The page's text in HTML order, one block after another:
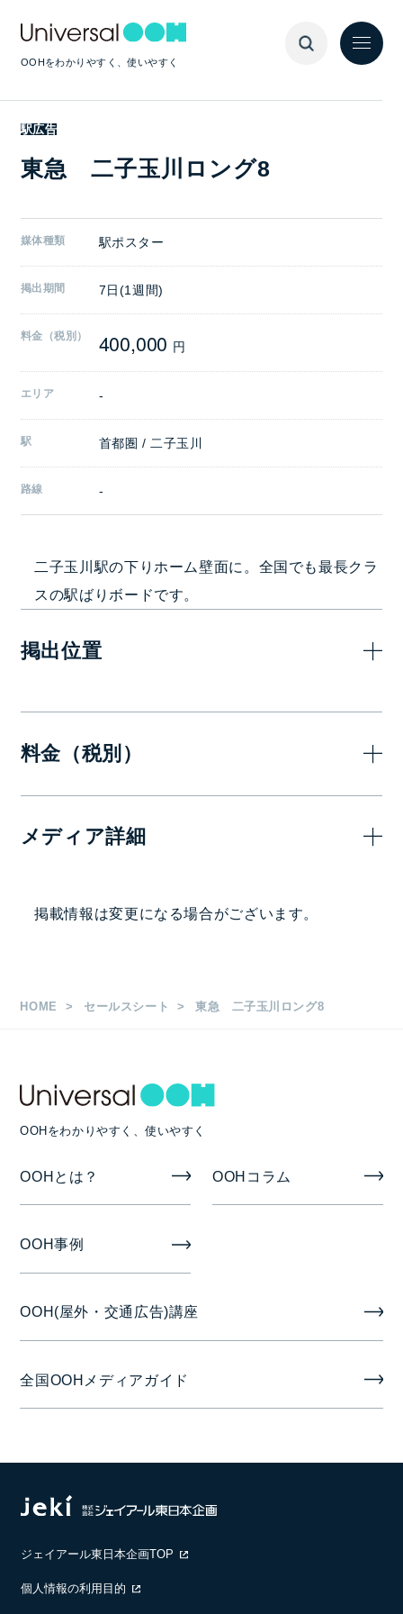
OOHをわかりやすく、使いやすく
駅広告
東急 二子玉川ロング8
媒体種類 駅ポスター
掲出期間 7日(1週間)
料金（税別） 400,000 円
エリア -
駅 首都圏 / 二子玉川
路線 -
二子玉川駅の下りホーム壁面に。全国でも最長クラ
スの駅ばりボードです。
掲出位置
料金（税別）
7日(1週間)
—
メディア詳細
掲出開始日
日･祝日を除く随時
掲載情報は変更になる場合がございます。
HOME セールスシート 東急 二子玉川ロング8
OOHをわかりやすく、使いやすく
OOHとは？ OOHコラム
OOH事例
OOH(屋外・交通広告)講座
全国OOHメディアガイド
ジェイアール東日本企画TOP
個人情報の利用目的